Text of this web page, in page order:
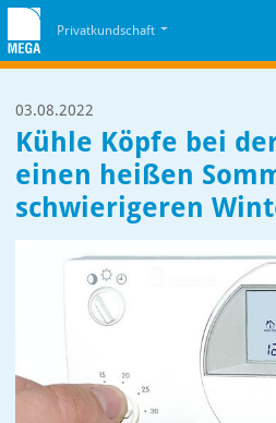
Privatkundschaft
03.08.2022
Kühle Köpfe bei
einen heißen
schwierigeren